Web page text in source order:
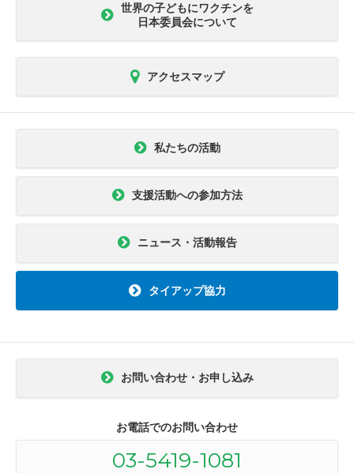
世界の子どもにワクチンを
日本委員会について
アクセスマップ
私たちの活動
支援活動への参加方法
ニュース・活動報告
タイアップ協力
お問い合わせ・お申し込み
お電話でのお問い合わせ
03-5419-1081